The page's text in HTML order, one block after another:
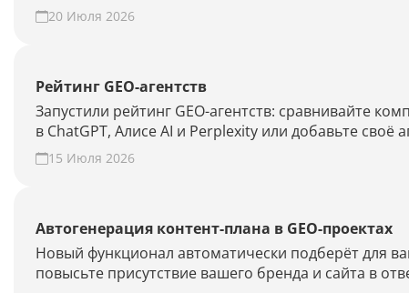
20 Июля 2026
Рейтинг GEO-агентств
Запустили рейтинг GEO-агентств: сравнивайте
в ChatGPT, Алисе AI и Perplexity или добавьте своё
15 Июля 2026
Автогенерация контент-плана в GEO-проектах
Новый функционал автоматически подберёт для
повысьте присутствие вашего бренда и сайта в